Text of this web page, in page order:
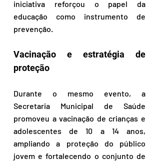
iniciativa reforçou o papel da
educação como instrumento de
prevenção.
Vacinação e estratégia de
proteção
Durante o mesmo evento, a
Secretaria Municipal de Saúde
promoveu a vacinação de crianças e
adolescentes de 10 a 14 anos,
ampliando a proteção do público
jovem e fortalecendo o conjunto de